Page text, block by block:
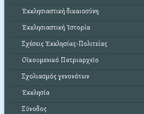
Ἐκκλησιαστική δικαιοσύνη
Ἐκκλησιαστική Ἱστορία
Σχέσεις Ἐκκλησίας-Πολιτείας
Οἰκουμενικό Πατριαρχεῖο
Σχολιασμός γενονότων
Ἐκκλησία
Σύνοδος